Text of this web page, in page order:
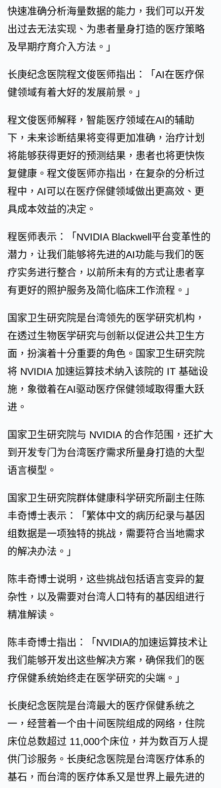
快速准确分析海量数据的能力，我们可以开发
出过去无法实现、为患者量身打造的医疗策略
及早期疗育介入方法。」
长庚纪念医院程文俊医师指出：「AI在医疗保
健领域有着大好的发展前景。」
程文俊医师解释，智能医疗领域在AI的辅助
下，未来诊断结果将变得更加准确，治疗计划
将能够获得更好的预测结果，患者也将更快恢
复健康。程文俊医师亦指出，在复杂的分析过
程中，AI可以在医疗保健领域做出更高效、更
具成本效益的决定。
程医师表示：「NVIDIA Blackwell平台变革性的
潜力，让我们能够将先进的AI功能与我们的医
疗实务进行整合，以前所未有的方式让患者享
有更好的照护服务及简化临床工作流程。」
国家卫生研究院是台湾领先的医学研究机构，
在透过生物医学研究与创新以促进公共卫生方
面，扮演着十分重要的角色。国家卫生研究院
将 NVIDIA 加速运算技术纳入该院的 IT 基础设
施，象徵着在AI驱动医疗保健领域取得重大跃
进。
国家卫生研究院与 NVIDIA 的合作范围，还扩大
到开发专门为台湾医疗需求所量身打造的大型
语言模型。
国家卫生研究院群体健康科学研究所副主任陈
丰奇博士表示：「繁体中文的病历纪录与基因
组数据是一项独特的挑战，需要符合当地需求
的解决办法。」
陈丰奇博士说明，这些挑战包括语言变异的复
杂性，以及需要对台湾人口特有的基因组进行
精准解读。
陈丰奇博士指出：「NVIDIA的加速运算技术让
我们能够开发出这些解决方案，确保我们的医
疗保健系统始终走在医学研究的尖端。」
长庚纪念医院是台湾最大的医疗保健系统之
一，经营着一个由十间医院组成的网络，住院
床位总数超过 11,000个床位，并为数百万人提
供门诊服务。长庚纪念医院是台湾医疗体系的
基石，而台湾的医疗体系又是世界上最先进的